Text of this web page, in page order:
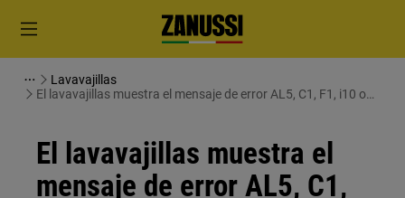
Lavavajillas
El lavavajillas muestra el mensaje de error AL5, C1, F1, i10 o
El lavavajillas muestra el
mensaje de error AL5, C1,